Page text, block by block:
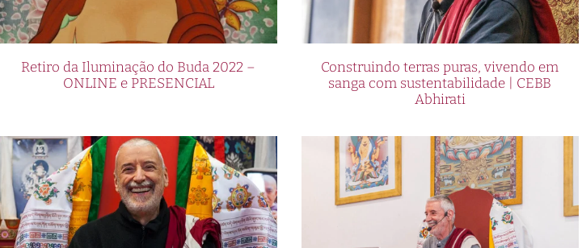
Retiro da Iluminação do Buda 2022 –
ONLINE e PRESENCIAL
Construindo terras puras, vivendo em
sanga com sustentabilidade | CEBB
Abhirati